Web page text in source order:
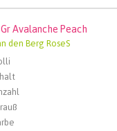
Gr Avalanche Peach
den Berg RoseS